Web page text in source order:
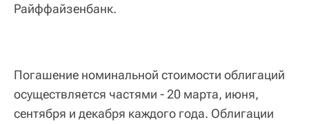
Райффайзенбанк.
Погашение номинальной стоимости облигаций
осуществляется частями - 20 марта, июня,
сентября и декабря каждого года. Облигации